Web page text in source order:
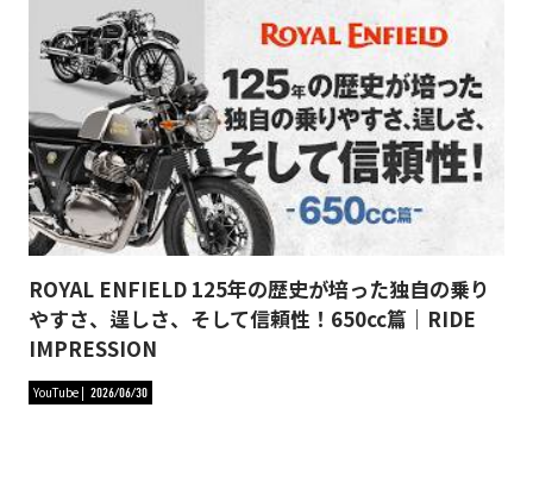
ROYAL ENFIELD 125年の歴史が培った独自の乗り
やすさ、逞しさ、そして信頼性！650cc篇｜RIDE
IMPRESSION
YouTube 2026/06/30